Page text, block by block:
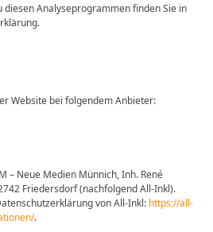
Analyseprogrammen finden Sie in
Website bei folgendem Anbieter:
– Neue Medien Münnich, Inh. René
Friedersdorf (nachfolgend All-Inkl).
von All-Inkl: https://all-
.